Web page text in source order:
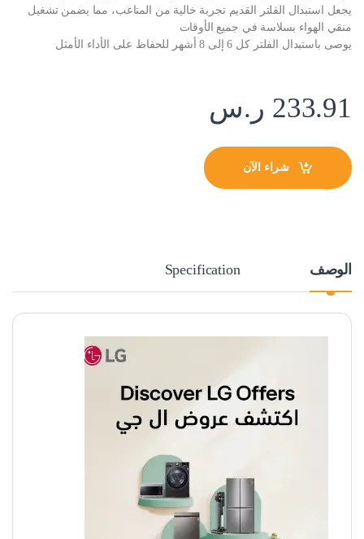
يجعل استبدال الفلتر القديم تجربة خالية من المتاعب، مما يضمن تشغيل
منقي الهواء بسلاسة في جميع الأوقات
يوصى باستبدال الفلتر كل 6 إلى 8 أشهر للحفاظ على الأداء الأمثل
233.91 ر.س
شراء الآن
الوصف Specification